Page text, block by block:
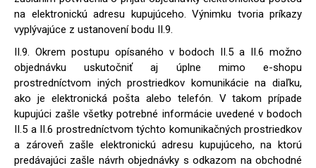
na elektronickú adresu kupujúceho. Výnimku tvoria príkazy
vyplývajúce z ustanovení bodu II.9.
II.9. Okrem postupu opísaného v bodoch II.5 a II.6 možno
objednávku uskutočniť aj úplne mimo e-shopu
prostredníctvom iných prostriedkov komunikácie na diaľku,
ako je elektronická pošta alebo telefón. V takom prípade
kupujúci zašle všetky potrebné informácie uvedené v bodoch
II.5 a II.6 prostredníctvom týchto komunikačných prostriedkov
a zároveň zašle elektronickú adresu kupujúceho, na ktorú
predávajúci zašle návrh objednávky s odkazom na obchodné